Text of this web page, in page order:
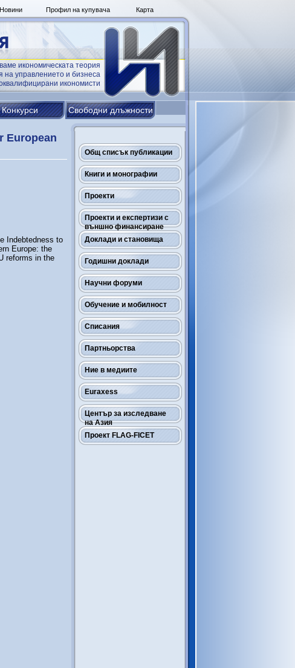
Карта
Профил на купувача
Новини
икономическата теория
управлението и бизнеса
икономисти
Конкурси Свободни длъжности
Общ списък публикации
Книги и монографии
Проекти
Проекти и експертизи с
външно финансиране
Доклади и становища
Годишни доклади
Научни форуми
Обучение и мобилност
Списания
Партньорства
Ние в медиите
Euraxess
Център за изследване
на Азия
Проект FLAG-FICET
European
Indebtedness to
Europe: the
reforms in the